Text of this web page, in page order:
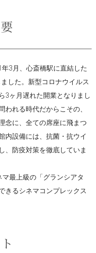
3月、心斎橋駅に直結した
した。新型コロナウイルス
3ヶ月遅れた開業となりまし
われる時代だからこその、
念に、全ての席座に飛まつ
内設備には、抗菌・抗ウイ
、防疫対策を徹底していま
最上級の「グランシアタ
きるシネマコンプレックス